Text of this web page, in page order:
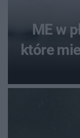
ME w
które